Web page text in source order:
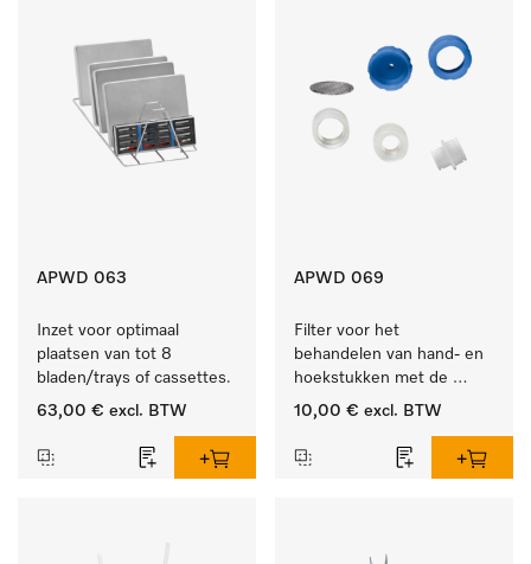
APWD 063
Inzet voor optimaal
plaatsen van tot 8
bladen/trays of cassettes.
63,00 € excl. BTW
APWD 069
Filter voor het
behandelen van hand- en
hoekstukken met de
houder APWD 068
10,00 € excl. BTW